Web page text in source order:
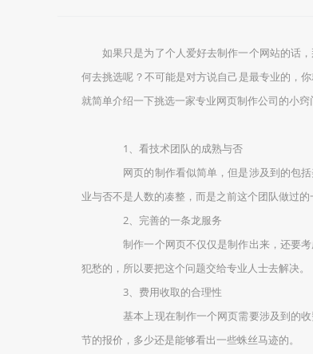
如果只是为了个人爱好去制作一个网站的话
何去挑选呢？不可能是对方说自己是最专业的，
就简单介绍一下挑选一家专业网页制作公司的小窍
1、看技术团队的成熟与否
网页的制作看似简单，但是涉及到的包括
业与否不是人数的凑整，而是之前这个团队做过的
2、完善的一条龙服务
制作一个网页不仅仅是制作出来，还要考
犯愁的，所以要把这个问题交给专业人士去解决。
3、费用收取的合理性
基本上现在制作一个网页需要涉及到的收
节的报价，多少还是能够看出一些蛛丝马迹的。